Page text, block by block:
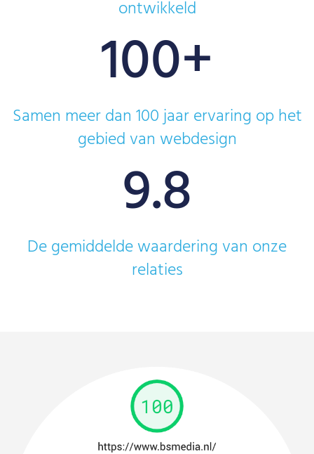
ontwikkeld
100+
Samen meer dan 100 jaar ervaring op het
gebied van webdesign
9.8
De gemiddelde waardering van onze
relaties